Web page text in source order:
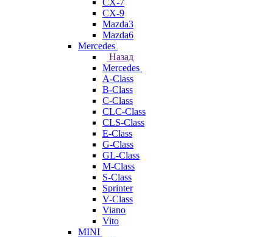
CX-7
CX-9
Mazda3
Mazda6
Mercedes
Назад
Mercedes
A-Class
B-Class
C-Class
CLC-Class
CLS-Class
E-Class
G-Class
GL-Class
M-Class
S-Class
Sprinter
V-Class
Viano
Vito
MINI